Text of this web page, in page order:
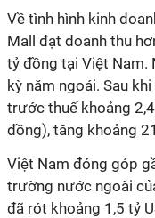
Về tình hình kinh
Mall đạt doanh thu
tỷ đồng tại Việt Nam.
kỳ năm ngoái. Sau
trước thuế khoảng
đồng), tăng khoảng
Việt Nam đóng góp
trường nước ngoài
đã rót khoảng 1,5 tỷ